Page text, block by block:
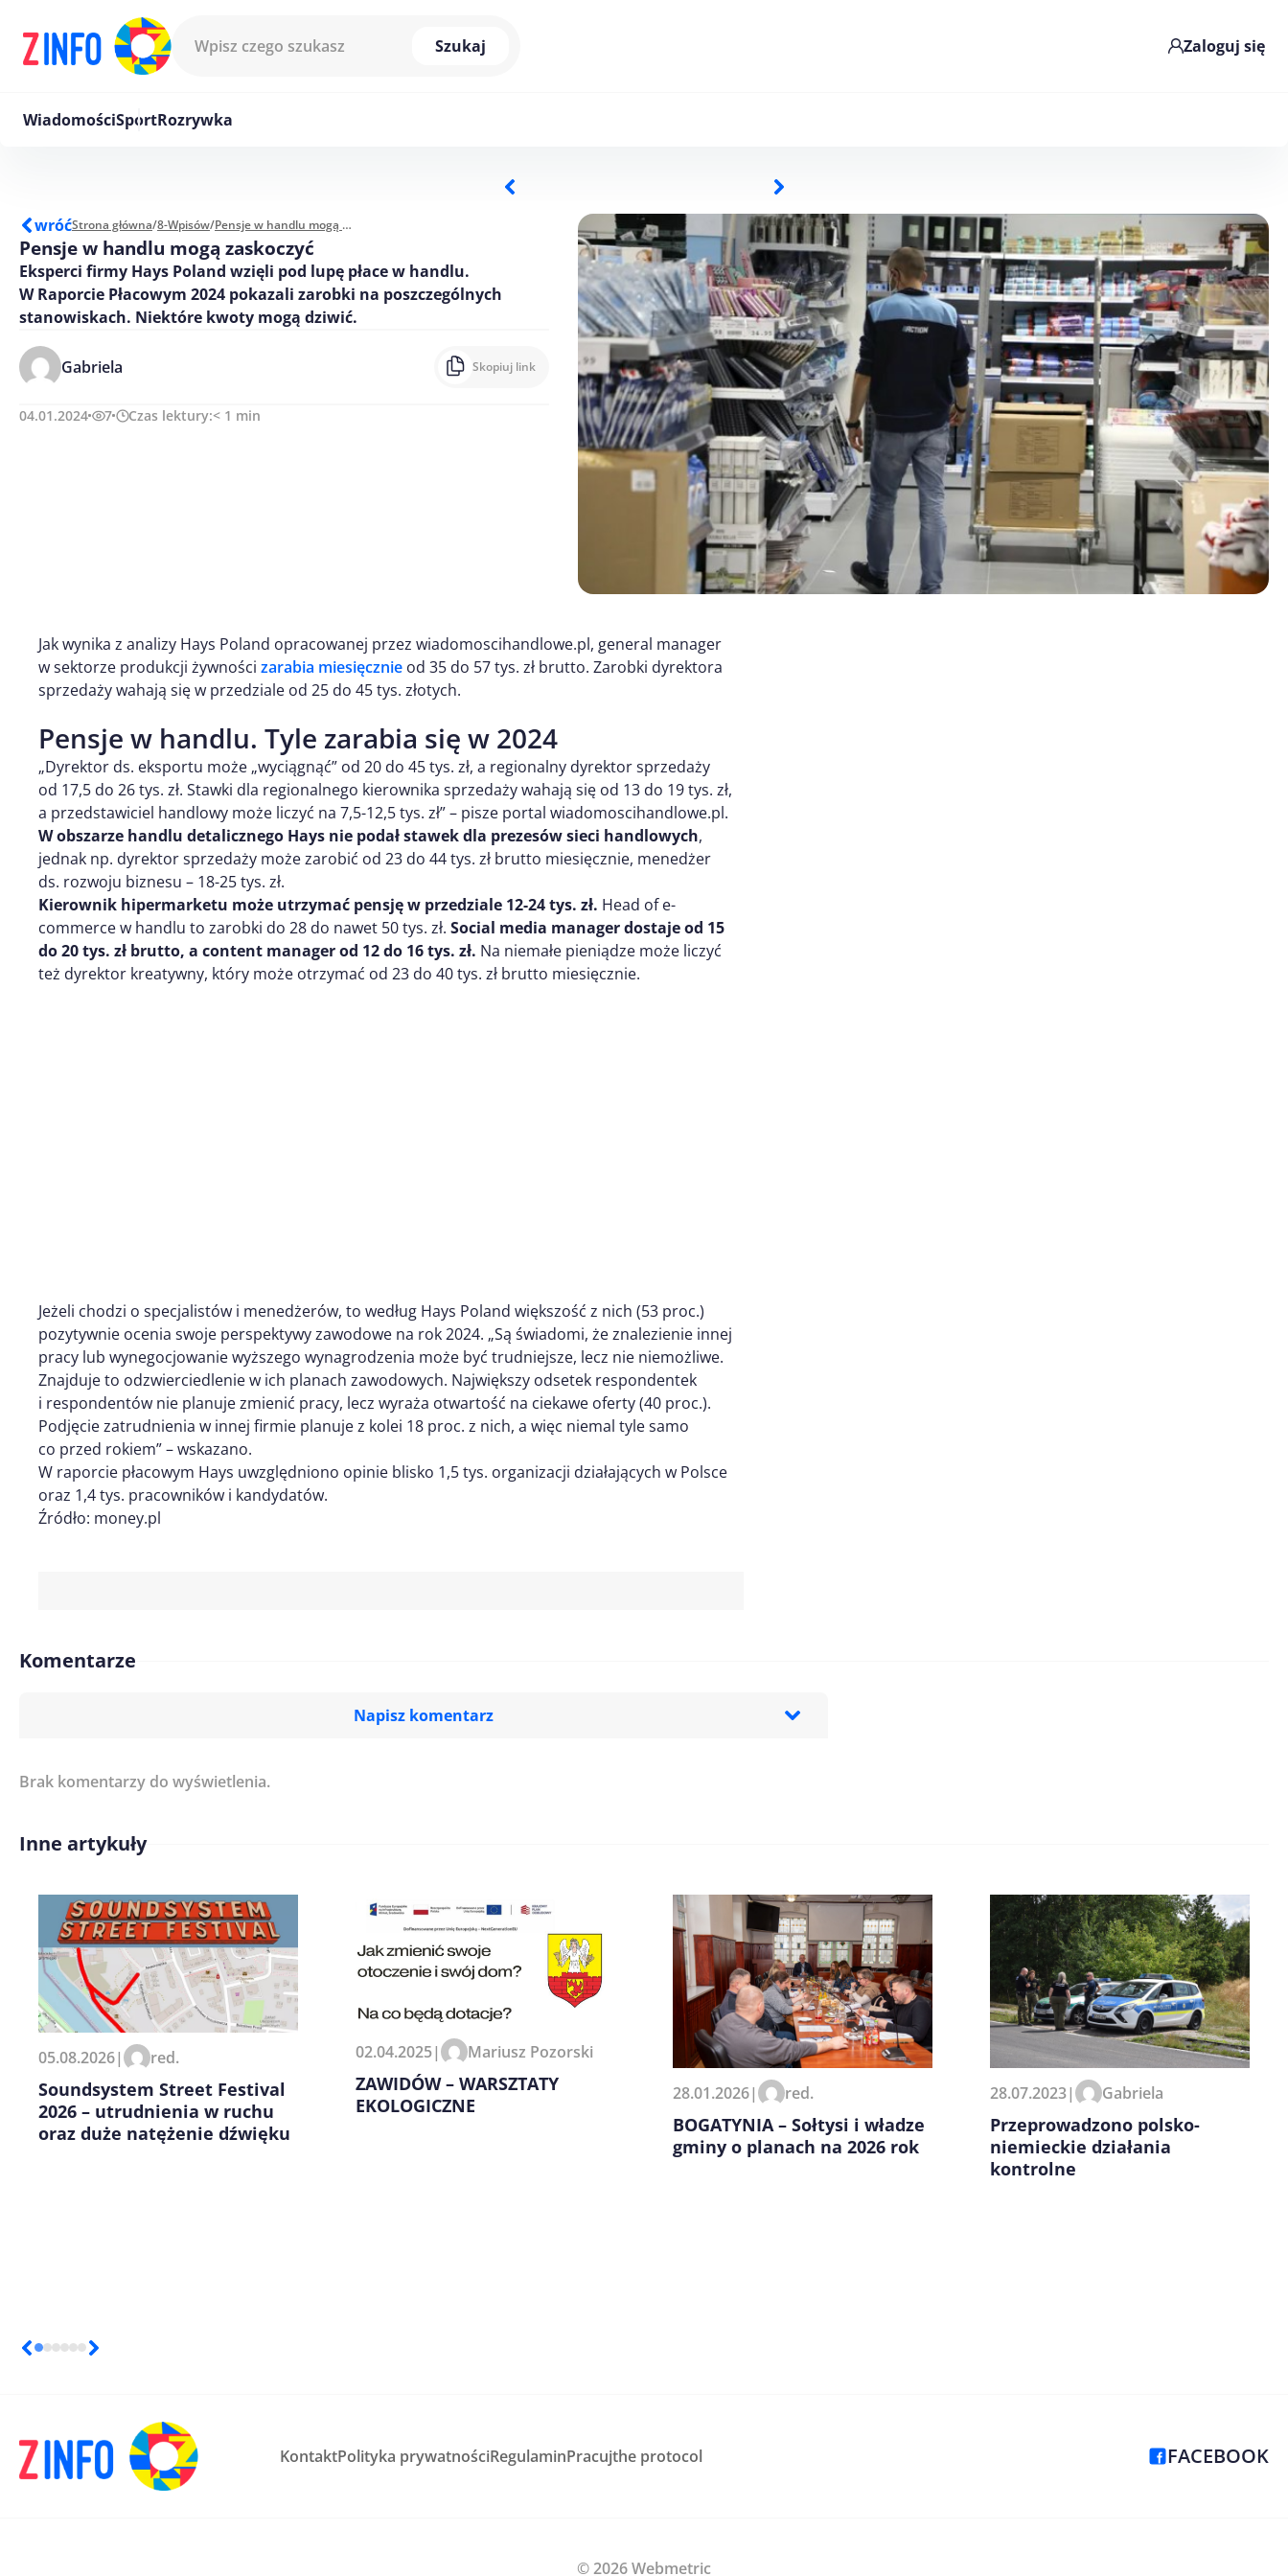
Szukaj
Zaloguj się
WiadomościSportRozrywka
wróćStrona główna/8-Wpisów/ Pensje w handlu mogą zaskoczyć
Pensje w handlu mogą zaskoczyć
Eksperci firmy Hays Poland wzięli pod lupę płace w handlu.
W Raporcie Płacowym 2024 pokazali zarobki na poszczególnych
stanowiskach. Niektóre kwoty mogą dziwić.
Gabriela Skopiuj link
04.01.2024 7 Czas lektury:< 1 min
Jak wynika z analizy Hays Poland opracowanej przez wiadomoscihandlowe.pl, general manager
w sektorze produkcji żywności zarabia miesięcznie od 35 do 57 tys. zł brutto. Zarobki dyrektora
sprzedaży wahają się w przedziale od 25 do 45 tys. złotych.
Pensje w handlu. Tyle zarabia się w 2024
„Dyrektor ds. eksportu może „wyciągnąć” od 20 do 45 tys. zł, a regionalny dyrektor sprzedaży
od 17,5 do 26 tys. zł. Stawki dla regionalnego kierownika sprzedaży wahają się od 13 do 19 tys. zł,
a przedstawiciel handlowy może liczyć na 7,5-12,5 tys. zł” – pisze portal wiadomoscihandlowe.pl.
W obszarze handlu detalicznego Hays nie podał stawek dla prezesów sieci handlowych,
jednak np. dyrektor sprzedaży może zarobić od 23 do 44 tys. zł brutto miesięcznie, menedżer
ds. rozwoju biznesu – 18-25 tys. zł.
Kierownik hipermarketu może utrzymać pensję w przedziale 12-24 tys. zł. Head of e-
commerce w handlu to zarobki do 28 do nawet 50 tys. zł. Social media manager dostaje od 15
do 20 tys. zł brutto, a content manager od 12 do 16 tys. zł. Na niemałe pieniądze może liczyć
też dyrektor kreatywny, który może otrzymać od 23 do 40 tys. zł brutto miesięcznie.
Jeżeli chodzi o specjalistów i menedżerów, to według Hays Poland większość z nich (53 proc.)
pozytywnie ocenia swoje perspektywy zawodowe na rok 2024. „Są świadomi, że znalezienie innej
pracy lub wynegocjowanie wyższego wynagrodzenia może być trudniejsze, lecz nie niemożliwe.
Znajduje to odzwierciedlenie w ich planach zawodowych. Największy odsetek respondentek
i respondentów nie planuje zmienić pracy, lecz wyraża otwartość na ciekawe oferty (40 proc.).
Podjęcie zatrudnienia w innej firmie planuje z kolei 18 proc. z nich, a więc niemal tyle samo
co przed rokiem” – wskazano.
W raporcie płacowym Hays uwzględniono opinie blisko 1,5 tys. organizacji działających w Polsce
oraz 1,4 tys. pracowników i kandydatów.
Źródło: money.pl
Komentarze
Napisz komentarz
Imię/ Nick*
Zapamiętaj moje dane w tej przeglądarce podczas pisania
Brak komentarzy do wyświetlenia.
Inne artykuły
05.08.2026| red.
Soundsystem Street Festival
2026 – utrudnienia w ruchu
oraz duże natężenie dźwięku
02.04.2025| Mariusz Pozorski
ZAWIDÓW – WARSZTATY
EKOLOGICZNE
28.01.2026| red.
BOGATYNIA – Sołtysi i władze
gminy o planach na 2026 rok
28.07.2023| Gabriela
Przeprowadzono polsko-
niemieckie działania
kontrolne
KontaktPolityka prywatnościRegulaminPracujthe protocol FACEBOOK
© 2026 Webmetric